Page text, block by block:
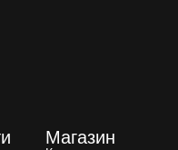
Магазин